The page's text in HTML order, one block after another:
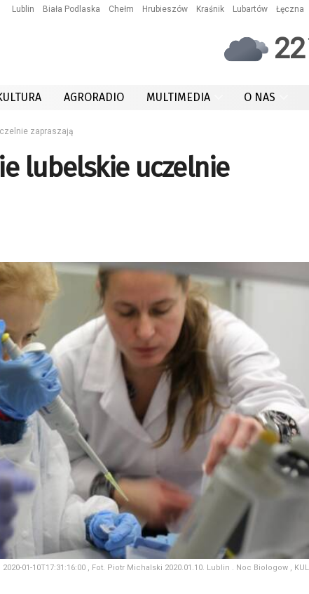
Lublin Biała Podlaska Chełm Hrubieszów Kraśnik Lubartów Łęczna
22
AGRORADIO MULTIMEDIA O NAS
zapraszają
lubelskie uczelnie
2020-01-10T17:31:16:00 , Fot. Piotr Michalski 2020.01.10. Lublin . Noc Biologow ,